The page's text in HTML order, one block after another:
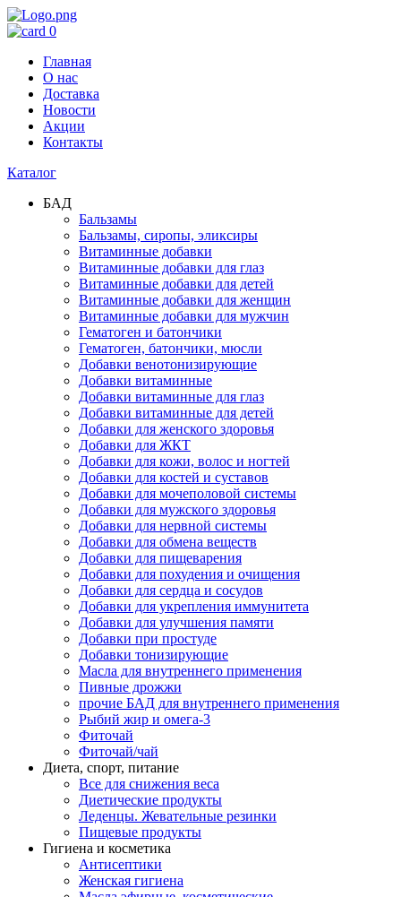
0
Главная
О нас
Доставка
Новости
Акции
Контакты
Каталог
БАД
Бальзамы
Бальзамы, сиропы, эликсиры
Витаминные добавки
Витаминные добавки для глаз
Витаминные добавки для детей
Витаминные добавки для женщин
Витаминные добавки для мужчин
Гематоген и батончики
Гематоген, батончики, мюсли
Добавки венотонизирующие
Добавки витаминные
Добавки витаминные для глаз
Добавки витаминные для детей
Добавки для женского здоровья
Добавки для ЖКТ
Добавки для кожи, волос и ногтей
Добавки для костей и суставов
Добавки для мочеполовой системы
Добавки для мужского здоровья
Добавки для нервной системы
Добавки для обмена веществ
Добавки для пищеварения
Добавки для похудения и очищения
Добавки для сердца и сосудов
Добавки для укрепления иммунитета
Добавки для улучшения памяти
Добавки при простуде
Добавки тонизирующие
Масла для внутреннего применения
Пивные дрожжи
прочие БАД для внутреннего применения
Рыбий жир и омега-3
Фиточай
Фиточай/чай
Диета, спорт, питание
Все для снижения веса
Диетические продукты
Леденцы. Жевательные резинки
Пищевые продукты
Гигиена и косметика
Антисептики
Женская гигиена